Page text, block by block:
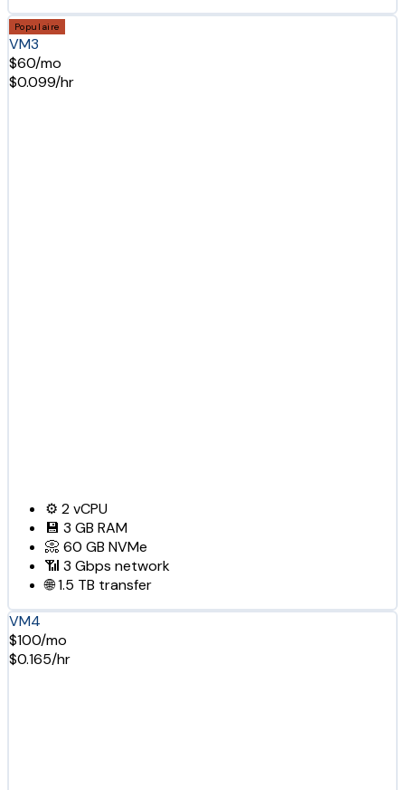
Populaire
VM3
$60/mo
$0.099/hr
⚙️ 2vCPU
💾 3 GB RAM
📀 60 GB NVMe
📶 3 Gbps network
🌐1.5 TB transfer
VM4
$100/mo
$0.165/hr